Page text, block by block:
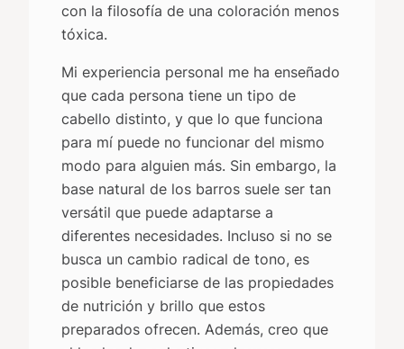
con la filosofía de una coloración menos
tóxica.
Mi experiencia personal me ha enseñado
que cada persona tiene un tipo de
cabello distinto, y que lo que funciona
para mí puede no funcionar del mismo
modo para alguien más. Sin embargo, la
base natural de los barros suele ser tan
versátil que puede adaptarse a
diferentes necesidades. Incluso si no se
busca un cambio radical de tono, es
posible beneficiarse de las propiedades
de nutrición y brillo que estos
preparados ofrecen. Además, creo que